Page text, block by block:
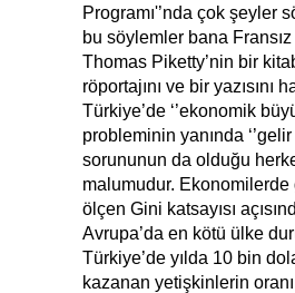
Programı'’nda çok şeyler
bu söylemler bana
Thomas Piketty’nin bir
röportajını ve bir yazısını
Türkiye’de ‘’ekonomik
probleminin yanında
sorununun da olduğu
malumudur. Ekonomilerde
ölçen Gini katsayısı
Avrupa’da en kötü ülke
Türkiye’de yılda 10 bin
kazanan yetişkinlerin